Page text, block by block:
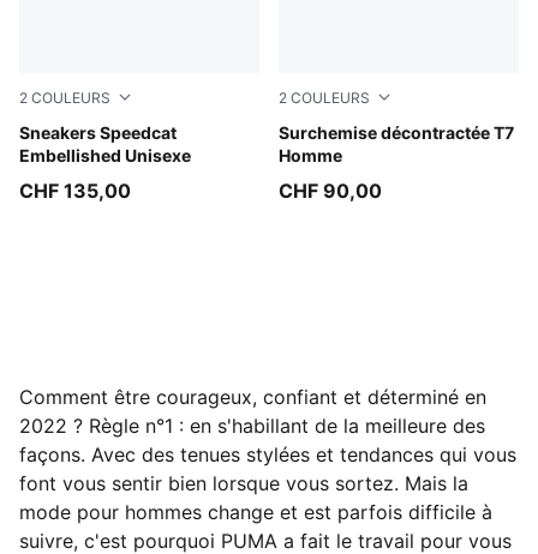
2 COULEURS
Sneakers Speedcat
Embellished Unisexe
PUMA Black-Frosted Ivory
CHF 135,00
2 COULEURS
Surchemise décontractée T7
Homme
Puma Black
CHF 90,00
Comment être courageux, confiant et déterminé en
2022 ? Règle n°1 : en s'habillant de la meilleure des
façons. Avec des tenues stylées et tendances qui vous
font vous sentir bien lorsque vous sortez. Mais la
mode pour hommes change et est parfois difficile à
suivre, c'est pourquoi PUMA a fait le travail pour vous